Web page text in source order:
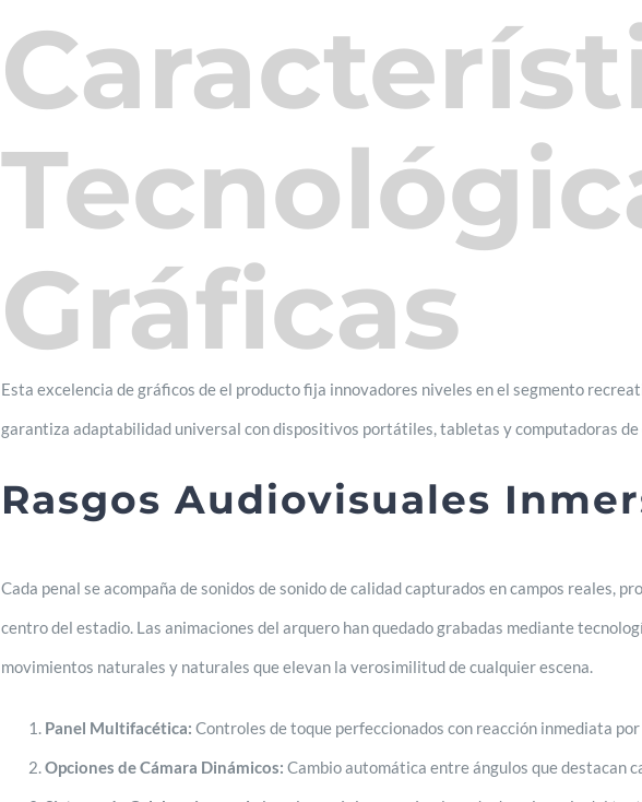
Gráficas
Esta excelencia de gráficos de el producto fija innovadores niveles en el segmento
garantiza adaptabilidad universal con dispositivos portátiles, tabletas y computadoras
Rasgos Audiovisuales
Cada penal se acompaña de sonidos de sonido de calidad capturados en campos reales,
centro del estadio. Las animaciones del arquero han quedado grabadas mediante
movimientos naturales y naturales que elevan la verosimilitud de cualquier escena.
Panel Multifacética: Controles de toque perfeccionados con reacción inmediata
Opciones de Cámara Dinámicos: Cambio automática entre ángulos que destacan